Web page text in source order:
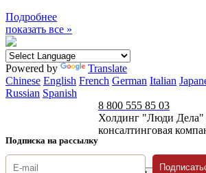
Подробнее
показать все »
Powered by
Translate
Chinese English French German Italian
Russian Spanish
Подписка на рассылку
8 800 555 85 03
Холдинг "Люди Дела"
консалтинговая